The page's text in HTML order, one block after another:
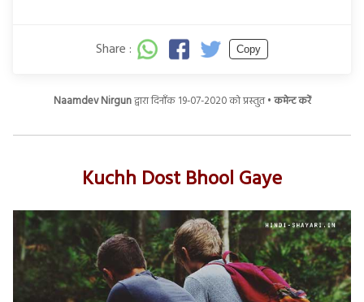
Share : Copy
Naamdev Nirgunद्वारा दिनाँक 19-07-2020 को प्रस्तुत •कमेन्ट करें
Kuchh Dost Bhool Gaye